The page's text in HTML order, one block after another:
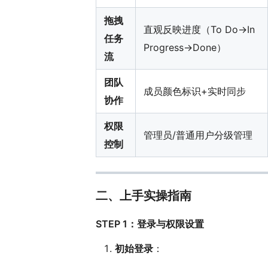
拖拽
任务
流
直观反映进度（To Do→In
Progress→Done）
团队
协作
成员颜色标识+实时同步
权限
控制
管理员/普通用户分级管理
二、上手实操指南
STEP 1：登录与权限设置
初始登录 ：